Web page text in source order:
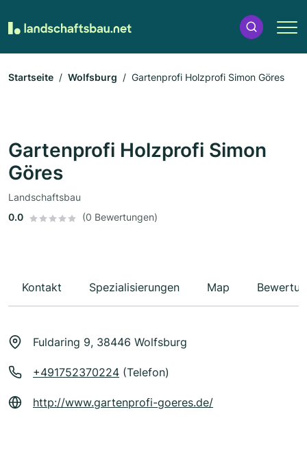
Startseite Wolfsburg Gartenprofi Holzprofi Simon Göres
Gartenprofi Holzprofi Simon
Göres
Landschaftsbau
0.0
(0 Bewertungen)
Kontakt Spezialisierungen Map
Fuldaring 9, 38446 Wolfsburg
+491752370224 (Telefon)
http://www.gartenprofi-goeres.de/